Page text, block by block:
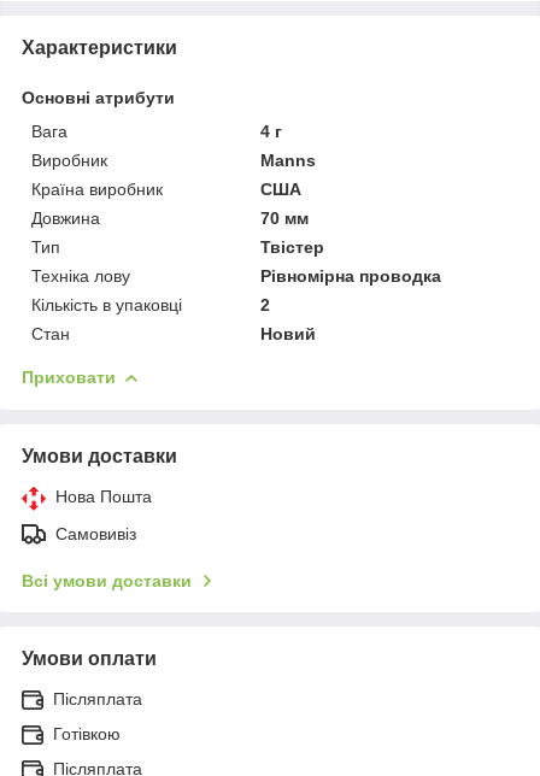
Характеристики
Основні атрибути
Вага
4 г
Виробник
Manns
Країна виробник
США
Довжина
70 мм
Тип
Твістер
Техніка лову
Рівномірна проводка
Кількість в упаковці
2
Стан
Новий
Приховати
Умови доставки
Нова Пошта
Самовивіз
Всі умови доставки
Умови оплати
Післяплата
Готівкою
Післяплата